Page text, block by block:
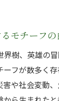
モチーフ
樹、英雄の
フが数多く存
害や社会変動